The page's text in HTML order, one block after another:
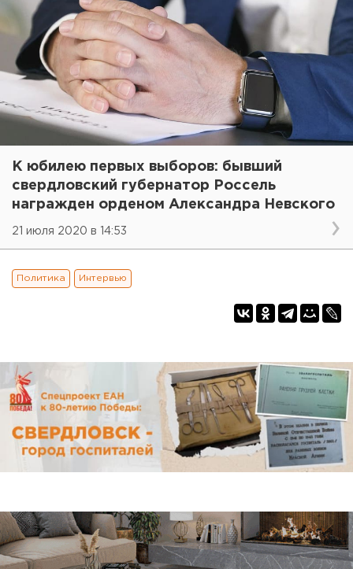
К юбилею первых выборов: бывший
свердловский губернатор Россель
награжден орденом Александра Невского
21 июля 2020 в 14:53
Политика Интервью